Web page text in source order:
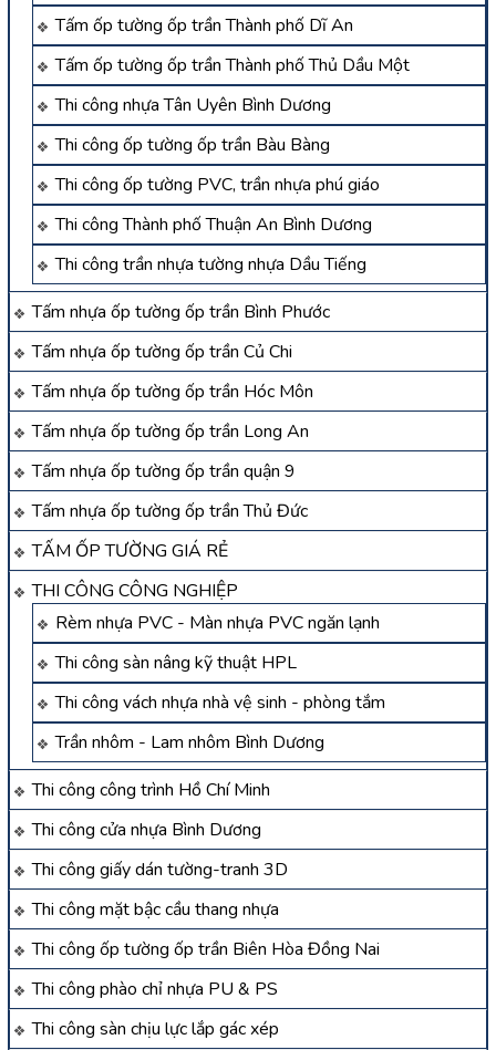
Tấm ốp tường ốp trần Thành phố Dĩ An
Tấm ốp tường ốp trần Thành phố Thủ Dầu Một
Thi công nhựa Tân Uyên Bình Dương
Thi công ốp tường ốp trần Bàu Bàng
Thi công ốp tường PVC, trần nhựa phú giáo
Thi công Thành phố Thuận An Bình Dương
Thi công trần nhựa tường nhựa Dầu Tiếng
Tấm nhựa ốp tường ốp trần Bình Phước
Tấm nhựa ốp tường ốp trần Củ Chi
Tấm nhựa ốp tường ốp trần Hóc Môn
Tấm nhựa ốp tường ốp trần Long An
Tấm nhựa ốp tường ốp trần quận 9
Tấm nhựa ốp tường ốp trần Thủ Đức
TẤM ỐP TƯỜNG GIÁ RẺ
THI CÔNG CÔNG NGHIỆP
Rèm nhựa PVC - Màn nhựa PVC ngăn lạnh
Thi công sàn nâng kỹ thuật HPL
Thi công vách nhựa nhà vệ sinh - phòng tắm
Trần nhôm - Lam nhôm Bình Dương
Thi công công trình Hồ Chí Minh
Thi công cửa nhựa Bình Dương
Thi công giấy dán tường-tranh 3D
Thi công mặt bậc cầu thang nhựa
Thi công ốp tường ốp trần Biên Hòa Đồng Nai
Thi công phào chỉ nhựa PU & PS
Thi công sàn chịu lực lắp gác xép